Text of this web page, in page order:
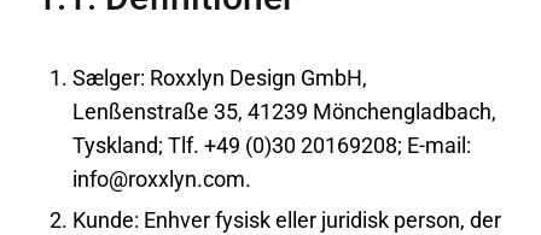
Sælger: Roxxlyn Design GmbH,
Lenßenstraße 35, 41239 Mönchengladbach,
Tyskland; Tlf. +49 (0)30 20169208; E-mail:
info@roxxlyn.com.
Kunde: Enhver fysisk eller juridisk person, der